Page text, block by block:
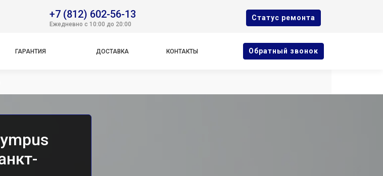
+7 (812) 602-56-13
Ежедневно с 10:00 до 20:00
Cтатус ремонта
ГАРАНТИЯ ДОСТАВКА КОНТАКТЫ Oбратный звонок